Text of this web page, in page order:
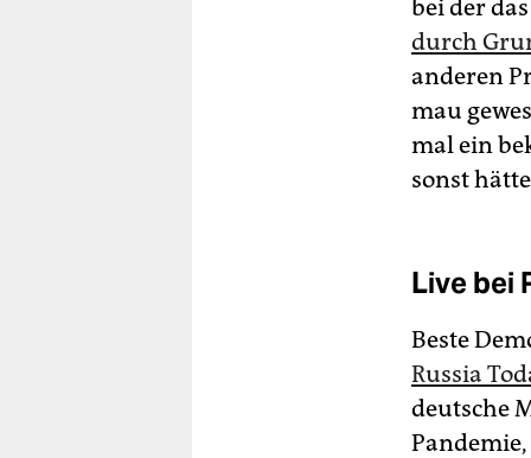
bei der
durch
anderen
mau
mal ein
sonst
Live bei
Beste
Russia
deutsche